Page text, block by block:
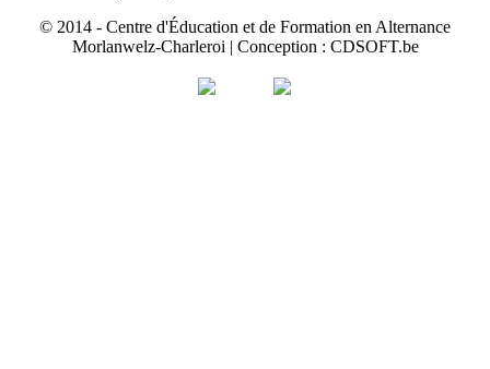
© 2014 - Centre d'Éducation et de Formation en Alternance
Morlanwelz-Charleroi | Conception : CDSOFT.be